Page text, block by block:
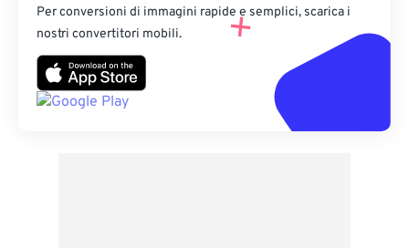
Per conversioni di immagini rapide e semplici, scarica i
nostri convertitori mobili.